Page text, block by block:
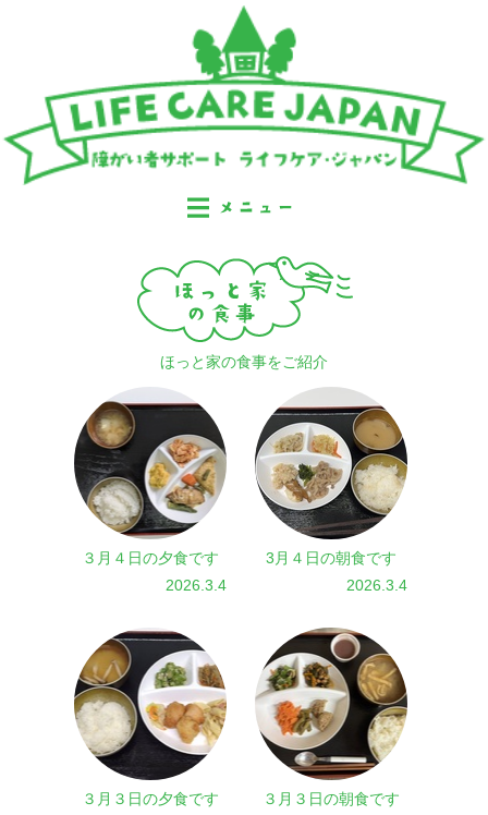
ほっと家の食事をご紹介
３月４日の夕食です
2026.3.4
3月４日の朝食です
2026.3.4
３月３日の夕食です
３月３日の朝食です